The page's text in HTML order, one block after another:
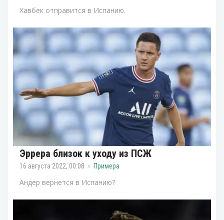
Хавбек отправится в Испанию.
Эррера близок к уходу из ПСЖ
16 августа 2022, 00:08 Примера
Андер вернется в Испанию?